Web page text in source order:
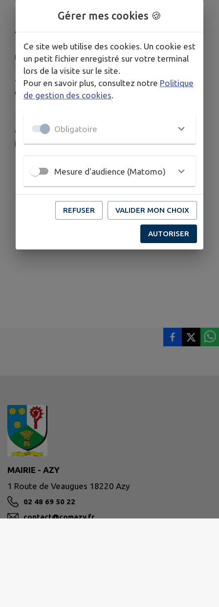
ARBRE REMARQUABLE
LIEU
18140 La Chapelle-Montlinard
TARIFS
GRATUIT
Chêne labelissé ARBRE REMARQUABLE DE
FRANCE.
MAIRIE - AZY
1 Route de Veaugues 18220 Azy
02 48 69 50 22
contact@comazy.fr
Gérer mes cookies 🍪
Ce site web utilise des cookies. Un cookie est
un petit fichier enregistré sur votre terminal
lors de la visite sur le site.
Pour en savoir plus, consultez notre Politique
de gestion des cookies.
Obligatoire
Mesure d'audience (Matomo)
REFUSER VALIDER MON CHOIX
AUTORISER